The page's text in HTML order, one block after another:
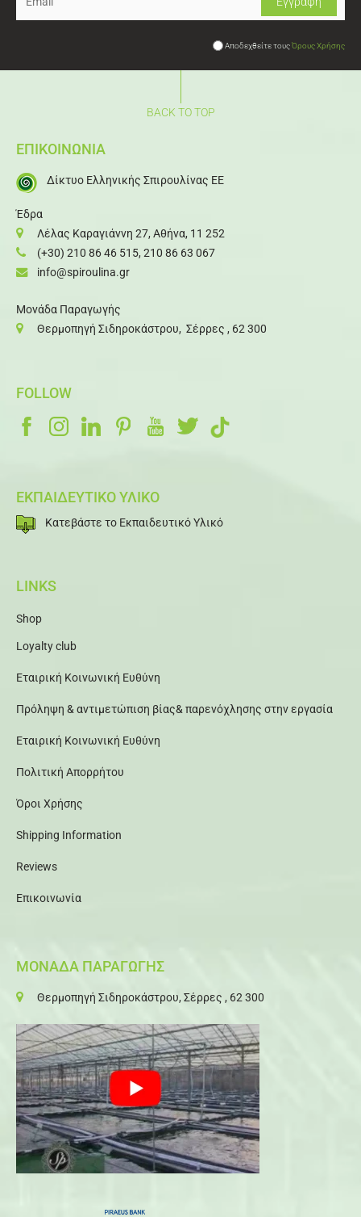
Αποδεχθείτε τουςΌρους Χρήσης
BACK TO TOP
ΕΠΙΚΟΙΝΩΝΙΑ
Δίκτυο Ελληνικής Σπιρουλίνας ΕΕ
Έδρα
Λέλας Καραγιάννη 27, Αθήνα, 11 252
(+30) 210 86 46 515, 210 86 63 067
info@spiroulina.gr
Μονάδα Παραγωγής
Θερμοπηγή Σιδηροκάστρου, Σέρρες , 62 300
FOLLOW
ΕΚΠΑΙΔΕΥΤΙΚΟ ΥΛΙΚΟ
Κατεβάστε το Εκπαιδευτικό Υλικό
LINKS
Shop
Loyalty club
Εταιρική Κοινωνική Ευθύνη
Πρόληψη & αντιμετώπιση βίας& παρενόχλησης στην εργασία
Εταιρική Κοινωνική Ευθύνη
Πολιτική Απορρήτου
Όροι Χρήσης
Shipping Information
Reviews
Επικοινωνία
ΜΟΝΑΔΑ ΠΑΡΑΓΩΓΗΣ
Θερμοπηγή Σιδηροκάστρου, Σέρρες , 62 300